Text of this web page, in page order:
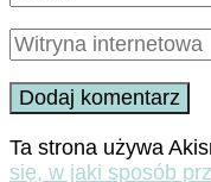
Ta strona używa
się, w jaki sposób